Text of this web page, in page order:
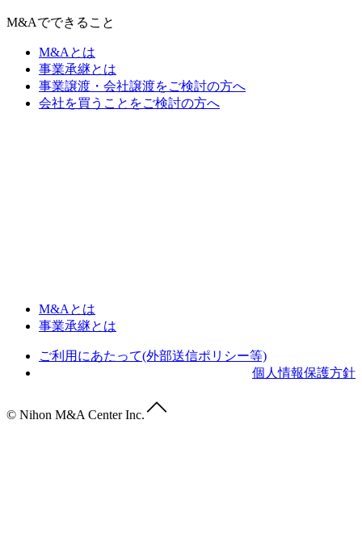
M&Aでできること
M&Aとは
事業承継とは
事業譲渡・会社譲渡をご検討の方へ
会社を買うことをご検討の方へ
M&Aとは
事業承継とは
ご利用にあたって(外部送信ポリシー等)
個人情報保護方針
© Nihon M&A Center Inc.